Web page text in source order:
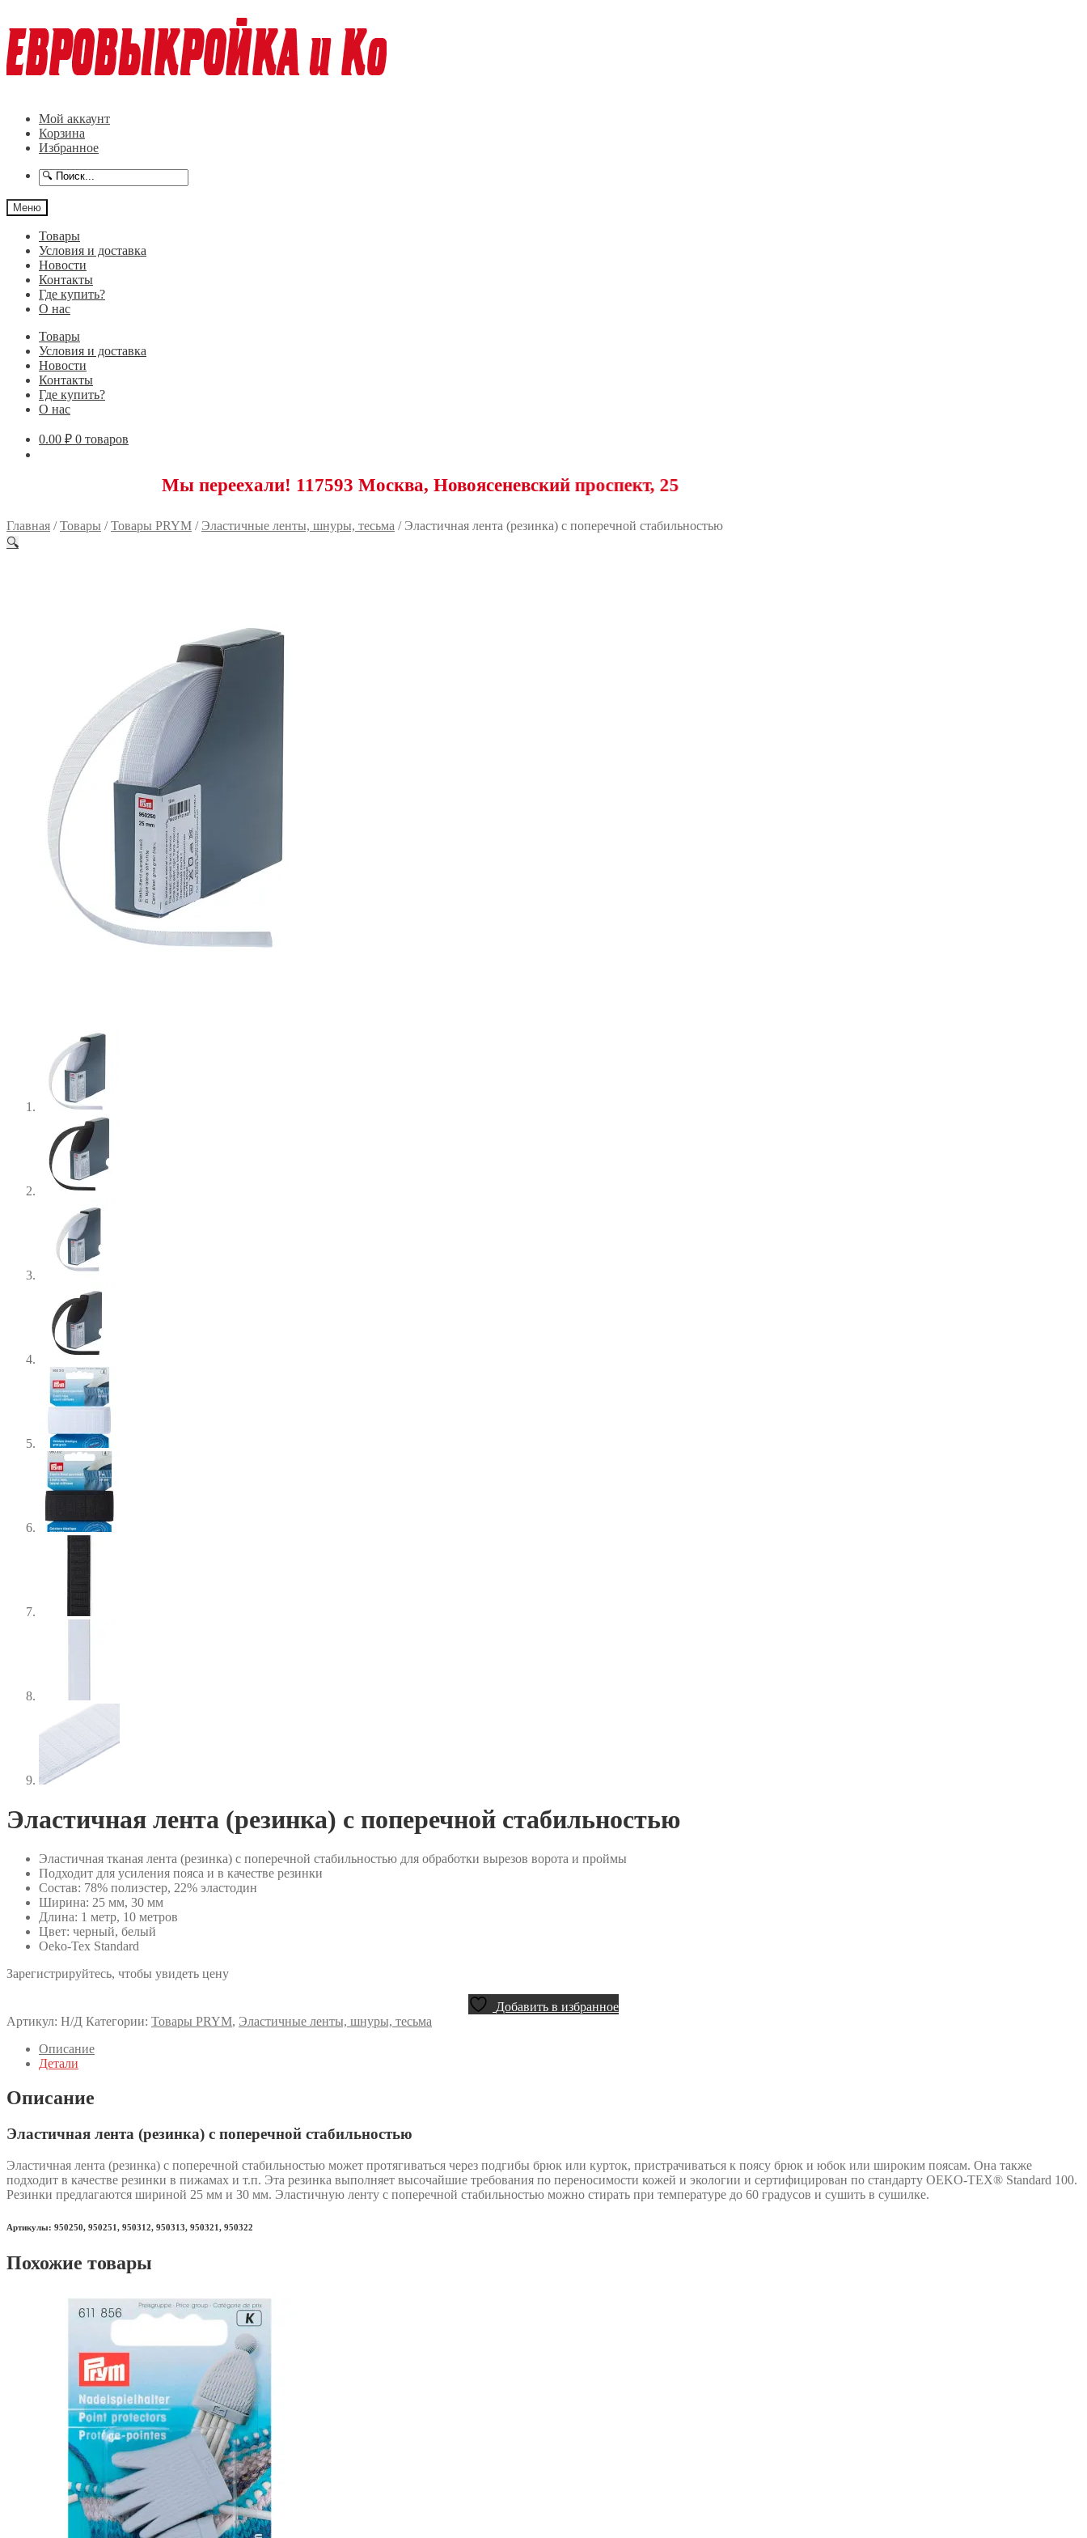
к
навигации
к
содержимому
Мой аккаунт
Корзина
Избранное
Меню
Товары
Условия и доставка
Новости
Контакты
Где купить?
О нас
Товары
Условия и доставка
Новости
Контакты
Где купить?
О нас
0.00 ₽ 0 товаров
Мы переехали! 117593 Москва, Новоясеневский проспект, 25
Главная /Товары /Товары PRYM / Эластичные ленты, шнуры, тесьма / Эластичная лента (резинка) с поперечной стабильностью
🔍
Эластичная лента (резинка) с поперечной стабильностью
Эластичная тканая лента (резинка) с поперечной стабильностью для обработки вырезов ворота и проймы
Подходит для усиления пояса и в качестве резинки
Состав: 78% полиэстер, 22% эластодин
Ширина: 25 мм, 30 мм
Длина: 1 метр, 10 метров
Цвет: черный, белый
Oeko-Tex Standard
Зарегистрируйтесь, чтобы увидеть цену
Добавить в избранное
Артикул: Н/Д Категории: Товары PRYM, Эластичные ленты, шнуры, тесьма
Описание
Детали
Описание
Эластичная лента (резинка) с поперечной стабильностью
Эластичная лента (резинка) с поперечной стабильностью может протягиваться через подгибы брюк или курток, пристрачиваться к поясу брюк и юбок или широким поясам. Она также
подходит в качестве резинки в пижамах и т.п. Эта резинка выполняет высочайшие требования по переносимости кожей и экологии и сертифицирован по стандарту OEKO-TEX® Standard 100.
Резинки предлагаются шириной 25 мм и 30 мм. Эластичную ленту с поперечной стабильностью можно стирать при температуре до 60 градусов и сушить в сушилке.
Артикулы: 950250, 950251, 950312, 950313, 950321, 950322
Похожие товары